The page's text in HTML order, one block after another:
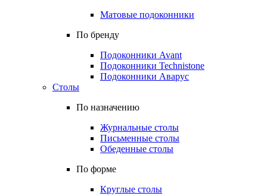
Матовые подоконники
По бренду
Подоконники Avant
Подоконники Technistone
Подоконники Аварус
Столы
По назначению
Журнальные столы
Письменные столы
Обеденные столы
По форме
Круглые столы